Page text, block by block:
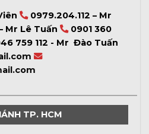
0979.204.112 – Mr
Mr Lê Tuấn
0901 360
759 112 - Mr Đào Tuấn
TP. HCM